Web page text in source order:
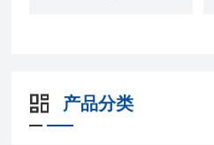
产品分类